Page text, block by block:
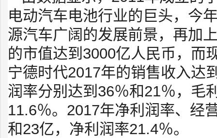
电动汽车电池行业的巨头，今
源汽车广阔的发展前景，再加
的市值达到3000亿人民币，而
宁德时代2017年的销售收入达
润率分别达到36％和21％，毛
11.6％。2017年净利润率、经
和23亿，净利润率21.4％。